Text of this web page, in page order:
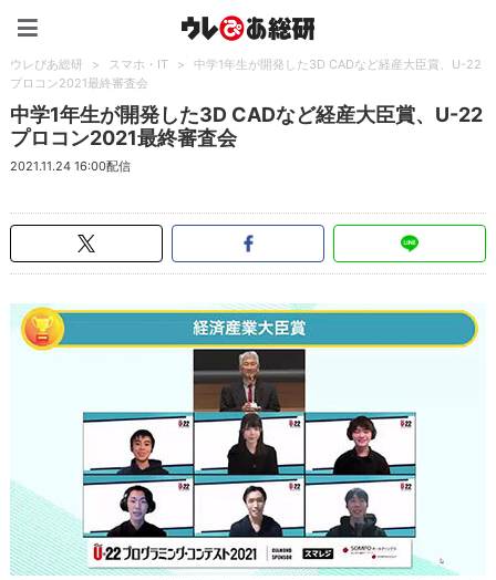
ウレぴあ総研 > スマホ・IT >
中学1年生が開発した3D CADなど経産大臣賞、U-22
プロコン2021最終審査会
中学1年生が開発した3D CADなど経産大臣賞、U-22
プロコン2021最終審査会
2021.11.24 16:00配信